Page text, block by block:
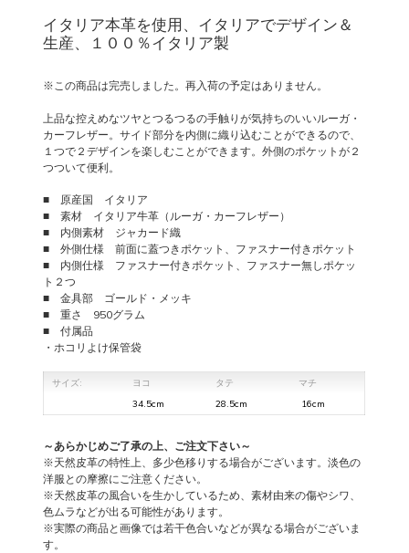
イタリア本革を使用、イタリアでデザイン＆
生産、１００％イタリア製
※この商品は完売しました。再入荷の予定はありません。
上品な控えめなツヤとつるつるの手触りが気持ちのいいルーガ・
カーフレザー。サイド部分を内側に織り込むことができるので、
１つで２デザインを楽しむことができます。外側のポケットが２
つついて便利。
■ 原産国 イタリア
■ 素材 イタリア牛革（ルーガ・カーフレザー）
■ 内側素材 ジャカード織
■ 外側仕様 前面に蓋つきポケット、ファスナー付きポケット
■ 内側仕様 ファスナー付きポケット、ファスナー無しポケッ
ト２つ
■ 金具部 ゴールド・メッキ
■ 重さ 950グラム
■ 付属品
・ホコリよけ保管袋
サイズ: ヨコ タテ
マチ
34.5cm
28.5cm 16cm
～あらかじめご了承の上、ご注文下さい～
※天然皮革の特性上、多少色移りする場合がございます。淡色の
洋服との摩擦にご注意ください。
※天然皮革の風合いを生かしているため、素材由来の傷やシワ、
色ムラなどが出る可能性があります。
※実際の商品と画像では若干色合いなどが異なる場合がございま
す。